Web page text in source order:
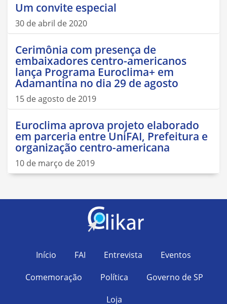
Um convite especial
30 de abril de 2020
Cerimônia com presença de
embaixadores centro-americanos
lança Programa Euroclima+ em
Adamantina no dia 29 de agosto
15 de agosto de 2019
Euroclima aprova projeto elaborado
em parceria entre UniFAI, Prefeitura e
organização centro-americana
10 de março de 2019
Início FAI Entrevista
Eventos
Comemoração
Política
Governo de SP
Loja